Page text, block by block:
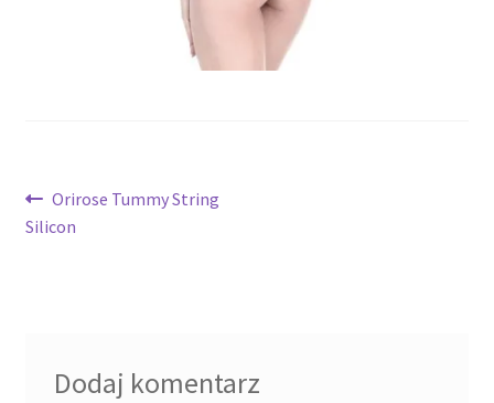
Nawigacja
wpisu
Poprzedni
wpis:
Orirose Tummy String
Silicon
Dodaj komentarz